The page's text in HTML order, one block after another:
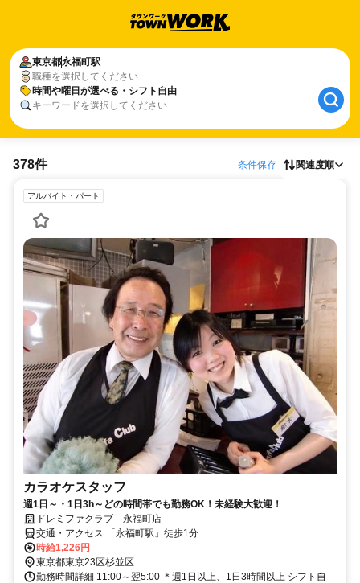
東京都永福町駅
職種を選択してください
時間や曜日が選べる・シフト自由
キーワードを選択してください
378件 条件保存 関連度順
アルバイト・パート
カラオケスタッフ
週1日～・1日3h～どの時間帯でも勤務OK！未経験大歓迎！
ドレミファクラブ 永福町店
交通・アクセス 「永福町駅」徒歩1分
時給1,226円
東京都東京23区杉並区
勤務時間詳細 11:00～翌5:00 ＊週1日以上、1日3時間以上 シフト自